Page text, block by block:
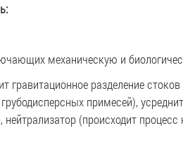
механическую и
гравитационное разделение
примесей),
(происходит процесс